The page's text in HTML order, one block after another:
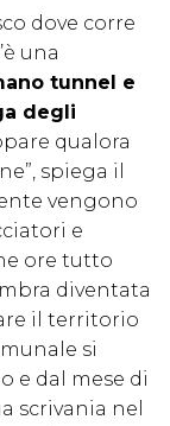
dove corre
una
tunnel e
degli
qualora
spiega il
vengono
e
ore tutto
diventata
il territorio
si
e dal mese di
scrivania nel